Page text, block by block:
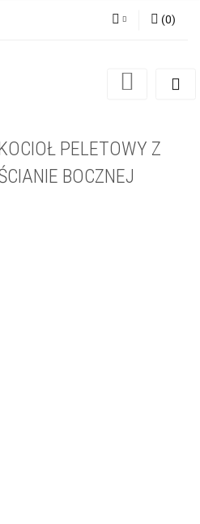
Zarejestruj się
(0)
PELETOWY Z
BOCZNEJ